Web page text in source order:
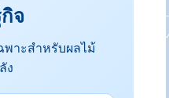
จ
พาะสำหรับผลไม้
ง